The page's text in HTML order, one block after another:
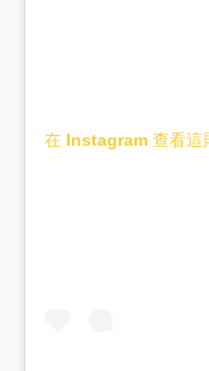
在 Instagram 查看這